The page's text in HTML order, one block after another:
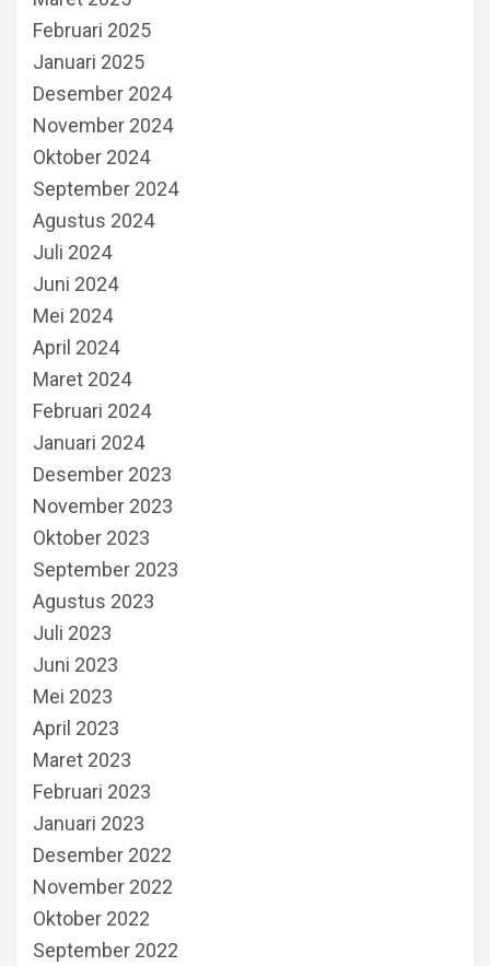
Februari 2025
Januari 2025
Desember 2024
November 2024
Oktober 2024
September 2024
Agustus 2024
Juli 2024
Juni 2024
Mei 2024
April 2024
Maret 2024
Februari 2024
Januari 2024
Desember 2023
November 2023
Oktober 2023
September 2023
Agustus 2023
Juli 2023
Juni 2023
Mei 2023
April 2023
Maret 2023
Februari 2023
Januari 2023
Desember 2022
November 2022
Oktober 2022
September 2022